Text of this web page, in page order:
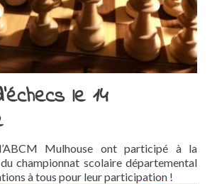
le 14
Mulhouse ont participé à la
championnat scolaire départemental
à tous pour leur participation !